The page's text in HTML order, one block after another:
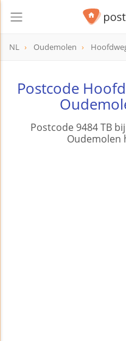
NL Oudemolen
Postcode
Postcode 9484 TB
Oudemolen